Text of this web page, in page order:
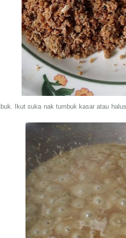
Ikut suka nak tumbuk kasar atau